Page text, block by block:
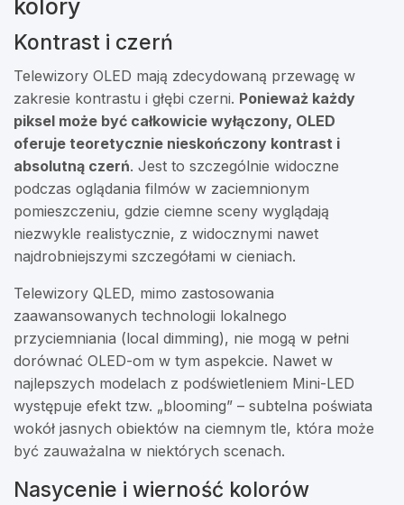
kolory
Kontrast i czerń
Telewizory OLED mają zdecydowaną przewagę w
zakresie kontrastu i głębi czerni. Ponieważ każdy
piksel może być całkowicie wyłączony, OLED
oferuje teoretycznie nieskończony kontrast i
absolutną czerń. Jest to szczególnie widoczne
podczas oglądania filmów w zaciemnionym
pomieszczeniu, gdzie ciemne sceny wyglądają
niezwykle realistycznie, z widocznymi nawet
najdrobniejszymi szczegółami w cieniach.
Telewizory QLED, mimo zastosowania
zaawansowanych technologii lokalnego
przyciemniania (local dimming), nie mogą w pełni
dorównać OLED-om w tym aspekcie. Nawet w
najlepszych modelach z podświetleniem Mini-LED
występuje efekt tzw. „blooming” – subtelna poświata
wokół jasnych obiektów na ciemnym tle, która może
być zauważalna w niektórych scenach.
Nasycenie i wierność kolorów